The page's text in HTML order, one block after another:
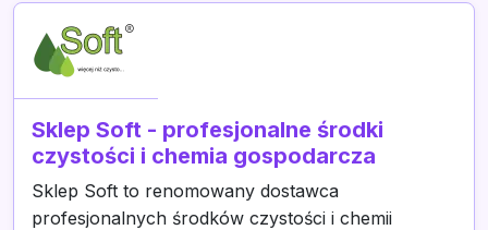
Sklep Soft - profesjonalne środki
czystości i chemia gospodarcza
Sklep Soft to renomowany dostawca
profesjonalnych środków czystości i chemii